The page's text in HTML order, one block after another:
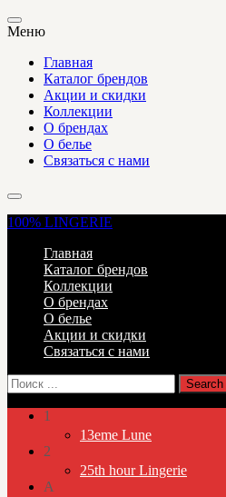
Меню
Главная
Каталог брендов
Акции и скидки
Коллекции
О брендах
О белье
Связаться с нами
100% LINGERIE
Главная
Каталог брендов
Коллекции
О брендах
О белье
Акции и скидки
Связаться с нами
1
13eme Lune
2
25th hour Lingerie
A